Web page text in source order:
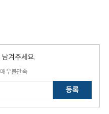
겨주세요.
매우불만족
등록